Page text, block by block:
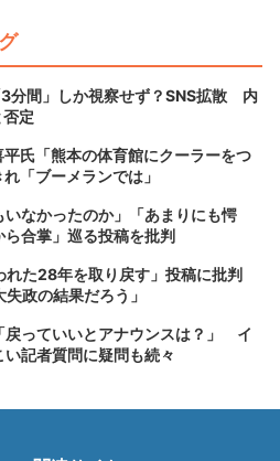
分間」しか視察せず？SNS拡散 内
定
氏「熊本の体育館にクーラーをつ
「ブーメランでは」
なかったのか」「あまりにも愕
合掌」巡る投稿を批判
れた28年を取り戻す」投稿に批判
政の結果だろう」
戻っていいとアナウンスは？」 イ
記者質問に疑問も続々